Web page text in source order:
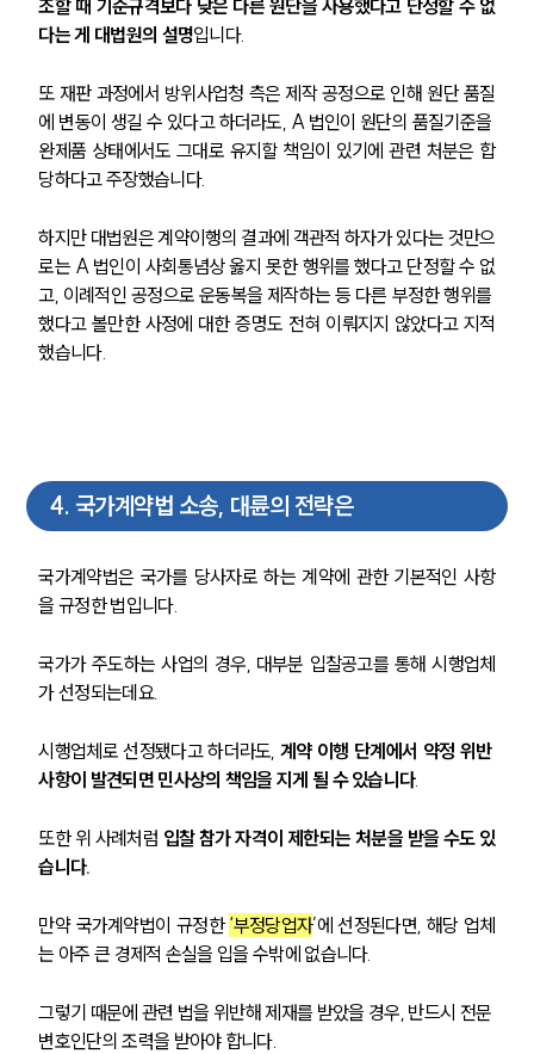
법률정보
법률지식인
업무분야
헌법·행정·규제·개혁그룹 업무
구성원 소개
행정전문변호사
공지사항
법률 블로그
법률서식
뉴스레터/브로슈어
세미나
대륜법률상담예약
조할 때 기준규격보다 낮은 다른 원단을 사용했다고 단정할 수 없
다는 게 대법원의 설명입니다.
또 재판 과정에서 방위사업청 측은 제작 공정으로 인해 원단 품질
에 변동이 생길 수 있다고 하더라도, A 법인이 원단의 품질기준을
완제품 상태에서도 그대로 유지할 책임이 있기에 관련 처분은 합
당하다고 주장했습니다.
하지만 대법원은 계약이행의 결과에 객관적 하자가 있다는 것만으
로는 A 법인이 사회통념상 옳지 못한 행위를 했다고 단정할 수 없
고, 이례적인 공정으로 운동복을 제작하는 등 다른 부정한 행위를
했다고 볼만한 사정에 대한 증명도 전혀 이뤄지지 않았다고 지적
했습니다.
4. 국가계약법 소송, 대륜의 전략은
국가계약법은 국가를 당사자로 하는 계약에 관한 기본적인 사항
을 규정한 법입니다.
국가가 주도하는 사업의 경우, 대부분 입찰공고를 통해 시행업체
가 선정되는데요.
시행업체로 선정됐다고 하더라도, 계약 이행 단계에서 약정 위반
사항이 발견되면 민사상의 책임을 지게 될 수 있습니다.
또한 위 사례처럼 입찰 참가 자격이 제한되는 처분을 받을 수도 있
습니다.
만약 국가계약법이 규정한 ‘부정당업자’에 선정된다면, 해당 업체
는 아주 큰 경제적 손실을 입을 수밖에 없습니다.
그렇기 때문에 관련 법을 위반해 제재를 받았을 경우, 반드시 전문
변호인단의 조력을 받아야 합니다.